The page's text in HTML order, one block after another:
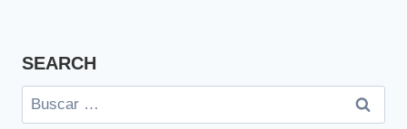
SEARCH
Buscar: